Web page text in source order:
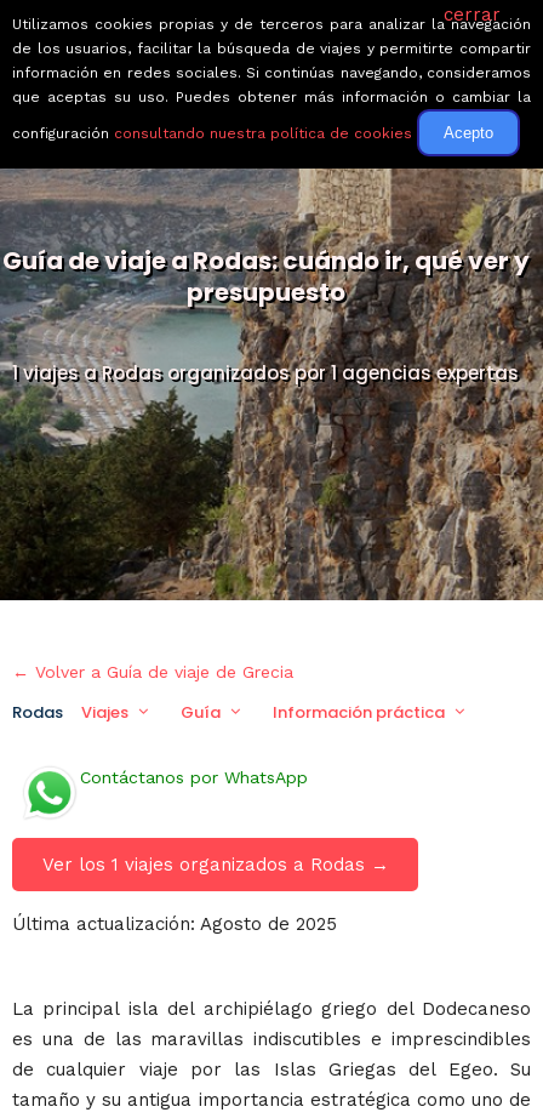
Guía de viaje a Rodas: cuándo ir, qué ver y
presupuesto
1 viajes a Rodas organizados por 1 agencias expertas
← Volver a Guía de viaje de Grecia
Rodas Viajes Guía Información práctica
Contáctanos por WhatsApp
Ver los 1 viajes organizados a Rodas →
Última actualización: Agosto de 2025
La principal isla del archipiélago griego del Dodecaneso
es una de las maravillas indiscutibles e imprescindibles
de cualquier viaje por las Islas Griegas del Egeo. Su
tamaño y su antigua importancia estratégica como uno de
cerrar
Utilizamos cookies propias y de terceros para analizar la navegación
de los usuarios, facilitar la búsqueda de viajes y permitirte compartir
información en redes sociales. Si continúas navegando, consideramos
que aceptas su uso. Puedes obtener más información o cambiar la
configuración consultando nuestra política de cookies Acepto